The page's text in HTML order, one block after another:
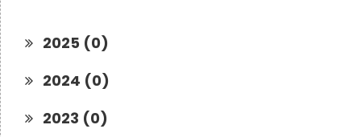
2025 (0)
2024 (0)
2023 (0)